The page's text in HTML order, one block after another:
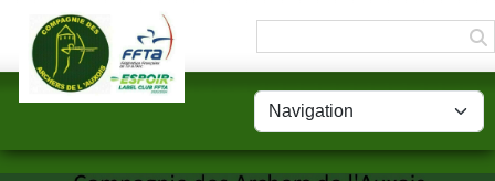
Panneau de gestion des cookies